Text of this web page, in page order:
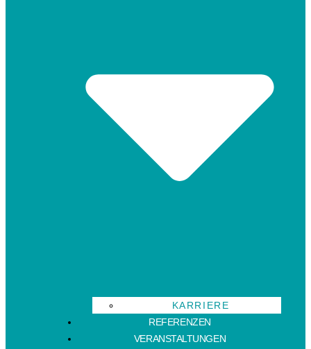
KARRIERE
REFERENZEN
VERANSTALTUNGEN